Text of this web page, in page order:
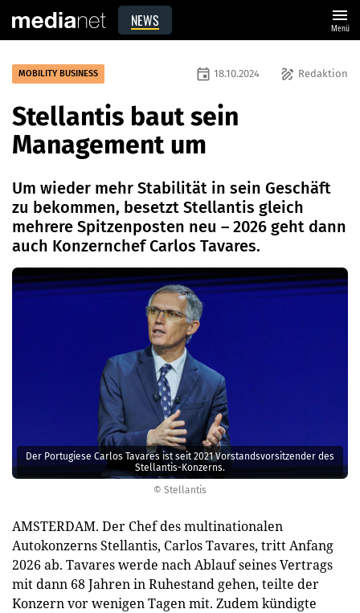
NEWS menu
Menü
© Stellantis
Der Portugiese Carlos Tavares ist seit 2021 Vorstandsvorsitzender des
Stellantis-Konzerns.
MOBILITY BUSINESS draw Redaktion
event 18.10.2024
Stellantis baut sein
Management um
Um wieder mehr Stabilität in sein Geschäft
zu bekommen, besetzt Stellantis gleich
mehrere Spitzenposten neu – 2026 geht dann
auch Konzernchef Carlos Tavares.
AMSTERDAM. Der Chef des multinationalen
Autokonzerns Stellantis, Carlos Tavares, tritt Anfang
2026 ab. Tavares werde nach Ablauf seines Vertrags
mit dann 68 Jahren in Ruhestand gehen, teilte der
Konzern vor wenigen Tagen mit. Zudem kündigte